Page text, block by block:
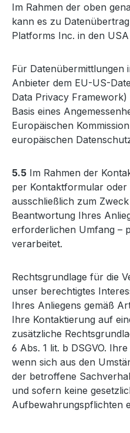
Im Rahmen der oben
kann es zu
Platforms Inc. in den
Für Datenübermittlungen
Anbieter dem EU-US-
Data Privacy
Basis eines
Europäischen
europäischen
5.5 Im Rahmen der
per Kontaktformular oder
ausschließlich zum
Beantwortung Ihres
erforderlichen Umfang –
verarbeitet.
Rechtsgrundlage für die
unser berechtigtes
Ihres Anliegens gemäß
Ihre Kontaktierung auf
zusätzliche
6 Abs. 1 lit. b DSGVO.
wenn sich aus den
der betroffene
und sofern keine
Aufbewahrungspflichten